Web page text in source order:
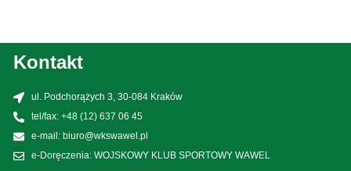
Kontakt
ul. Podchorążych 3, 30-084 Kraków
tel/fax: +48 (12) 637 06 45
e-mail: biuro@wkswawel.pl
e-Doręczenia: WOJSKOWY KLUB SPORTOWY WAWEL